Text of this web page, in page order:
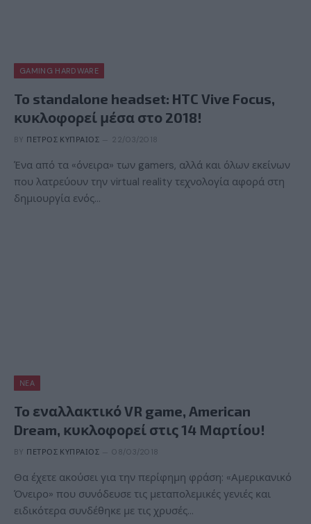
GAMING HARDWARE
To standalone headset: HTC Vive Focus,
κυκλοφορεί μέσα στο 2018!
BY ΠΈΤΡΟΣ ΚΥΠΡΑΊΟΣ 22/03/2018
Ένα από τα «όνειρα» των gamers, αλλά και όλων εκείνων
που λατρεύουν την virtual reality τεχνολογία αφορά στη
δημιουργία ενός…
ΝΈΑ
To εναλλακτικό VR game, American
Dream, κυκλοφορεί στις 14 Μαρτίου!
BY ΠΈΤΡΟΣ ΚΥΠΡΑΊΟΣ 08/03/2018
Θα έχετε ακούσει για την περίφημη φράση: «Αμερικανικό
Όνειρο» που συνόδευσε τις μεταπολεμικές γενιές και
ειδικότερα συνδέθηκε με τις χρυσές…